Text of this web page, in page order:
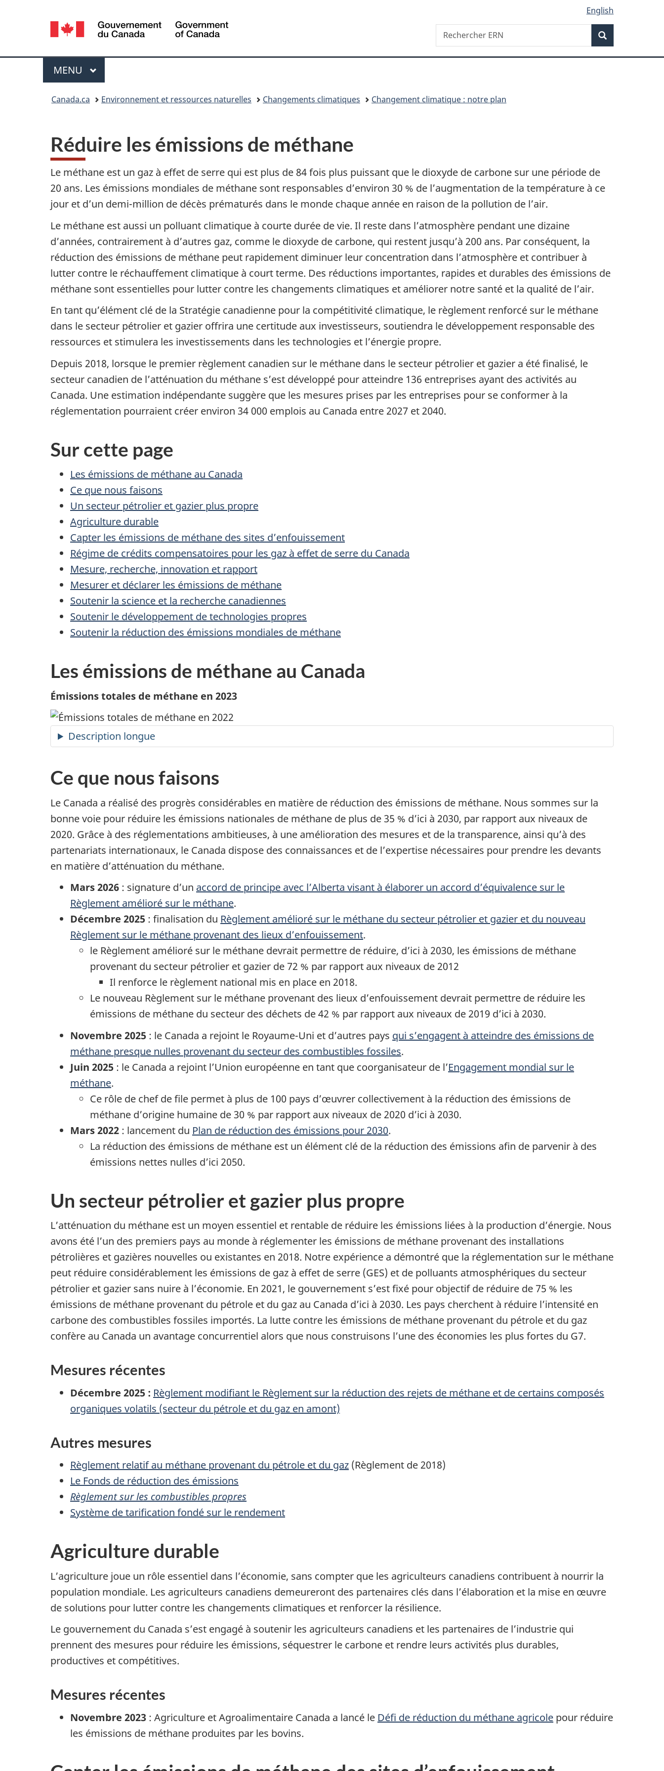
sujet
HTML
Sélection
de
la
langue
English
Canada
Recherche
Rechercher
ERN
Menu
MENU PRINCIPAL
Canada.ca Environnement et ressources naturelles Changements climatiques Changement climatique : notre plan
Réduire les émissions de méthane
Le méthane est un gaz à effet de serre qui est plus de 84 fois plus puissant que le dioxyde de carbone sur une période de
20 ans. Les émissions mondiales de méthane sont responsables d’environ 30 % de l’augmentation de la température à ce
jour et d’un demi-million de décès prématurés dans le monde chaque année en raison de la pollution de l’air.
Le méthane est aussi un polluant climatique à courte durée de vie. Il reste dans l’atmosphère pendant une dizaine
d’années, contrairement à d’autres gaz, comme le dioxyde de carbone, qui restent jusqu’à 200 ans. Par conséquent, la
réduction des émissions de méthane peut rapidement diminuer leur concentration dans l’atmosphère et contribuer à
lutter contre le réchauffement climatique à court terme. Des réductions importantes, rapides et durables des émissions de
méthane sont essentielles pour lutter contre les changements climatiques et améliorer notre santé et la qualité de l’air.
En tant qu’élément clé de la Stratégie canadienne pour la compétitivité climatique, le règlement renforcé sur le méthane
dans le secteur pétrolier et gazier offrira une certitude aux investisseurs, soutiendra le développement responsable des
ressources et stimulera les investissements dans les technologies et l’énergie propre.
Depuis 2018, lorsque le premier règlement canadien sur le méthane dans le secteur pétrolier et gazier a été finalisé, le
secteur canadien de l’atténuation du méthane s’est développé pour atteindre 136 entreprises ayant des activités au
Canada. Une estimation indépendante suggère que les mesures prises par les entreprises pour se conformer à la
réglementation pourraient créer environ 34 000 emplois au Canada entre 2027 et 2040.
Sur cette page
Les émissions de méthane au Canada
Ce que nous faisons
Un secteur pétrolier et gazier plus propre
Agriculture durable
Capter les émissions de méthane des sites d’enfouissement
Régime de crédits compensatoires pour les gaz à effet de serre du Canada
Mesure, recherche, innovation et rapport
Mesurer et déclarer les émissions de méthane
Soutenir la science et la recherche canadiennes
Soutenir le développement de technologies propres
Soutenir la réduction des émissions mondiales de méthane
Les émissions de méthane au Canada
Émissions totales de méthane en 2023
Description longue
Ce que nous faisons
Le Canada a réalisé des progrès considérables en matière de réduction des émissions de méthane. Nous sommes sur la
bonne voie pour réduire les émissions nationales de méthane de plus de 35 % d’ici à 2030, par rapport aux niveaux de
2020. Grâce à des réglementations ambitieuses, à une amélioration des mesures et de la transparence, ainsi qu’à des
partenariats internationaux, le Canada dispose des connaissances et de l’expertise nécessaires pour prendre les devants
en matière d’atténuation du méthane.
Mars 2026 : signature d’un accord de principe avec l’Alberta visant à élaborer un accord d’équivalence sur le
Règlement amélioré sur le méthane.
Décembre 2025 : finalisation du Règlement amélioré sur le méthane du secteur pétrolier et gazier et du nouveau
Règlement sur le méthane provenant des lieux d’enfouissement.
le Règlement amélioré sur le méthane devrait permettre de réduire, d’ici à 2030, les émissions de méthane
provenant du secteur pétrolier et gazier de 72 % par rapport aux niveaux de 2012
Il renforce le règlement national mis en place en 2018.
Le nouveau Règlement sur le méthane provenant des lieux d’enfouissement devrait permettre de réduire les
émissions de méthane du secteur des déchets de 42 % par rapport aux niveaux de 2019 d’ici à 2030.
Novembre 2025 : le Canada a rejoint le Royaume-Uni et d’autres pays qui s’engagent à atteindre des émissions de
méthane presque nulles provenant du secteur des combustibles fossiles.
Juin 2025 : le Canada a rejoint l’Union européenne en tant que coorganisateur de l’Engagement mondial sur le
méthane.
Ce rôle de chef de file permet à plus de 100 pays d’œuvrer collectivement à la réduction des émissions de
méthane d’origine humaine de 30 % par rapport aux niveaux de 2020 d’ici à 2030.
Mars 2022 : lancement du Plan de réduction des émissions pour 2030.
La réduction des émissions de méthane est un élément clé de la réduction des émissions afin de parvenir à des
émissions nettes nulles d’ici 2050.
Un secteur pétrolier et gazier plus propre
L’atténuation du méthane est un moyen essentiel et rentable de réduire les émissions liées à la production d’énergie. Nous
avons été l’un des premiers pays au monde à réglementer les émissions de méthane provenant des installations
pétrolières et gazières nouvelles ou existantes en 2018. Notre expérience a démontré que la réglementation sur le méthane
peut réduire considérablement les émissions de gaz à effet de serre (GES) et de polluants atmosphériques du secteur
pétrolier et gazier sans nuire à l’économie. En 2021, le gouvernement s’est fixé pour objectif de réduire de 75 % les
émissions de méthane provenant du pétrole et du gaz au Canada d’ici à 2030. Les pays cherchent à réduire l’intensité en
carbone des combustibles fossiles importés. La lutte contre les émissions de méthane provenant du pétrole et du gaz
confère au Canada un avantage concurrentiel alors que nous construisons l’une des économies les plus fortes du G7.
Mesures récentes
Décembre 2025 : Règlement modifiant le Règlement sur la réduction des rejets de méthane et de certains composés
organiques volatils (secteur du pétrole et du gaz en amont)
Autres mesures
Règlement relatif au méthane provenant du pétrole et du gaz (Règlement de 2018)
Le Fonds de réduction des émissions
Règlement sur les combustibles propres
Système de tarification fondé sur le rendement
Agriculture durable
L’agriculture joue un rôle essentiel dans l’économie, sans compter que les agriculteurs canadiens contribuent à nourrir la
population mondiale. Les agriculteurs canadiens demeureront des partenaires clés dans l’élaboration et la mise en œuvre
de solutions pour lutter contre les changements climatiques et renforcer la résilience.
Le gouvernement du Canada s’est engagé à soutenir les agriculteurs canadiens et les partenaires de l’industrie qui
prennent des mesures pour réduire les émissions, séquestrer le carbone et rendre leurs activités plus durables,
productives et compétitives.
Mesures récentes
Novembre 2023 : Agriculture et Agroalimentaire Canada a lancé le Défi de réduction du méthane agricole pour réduire
les émissions de méthane produites par les bovins.